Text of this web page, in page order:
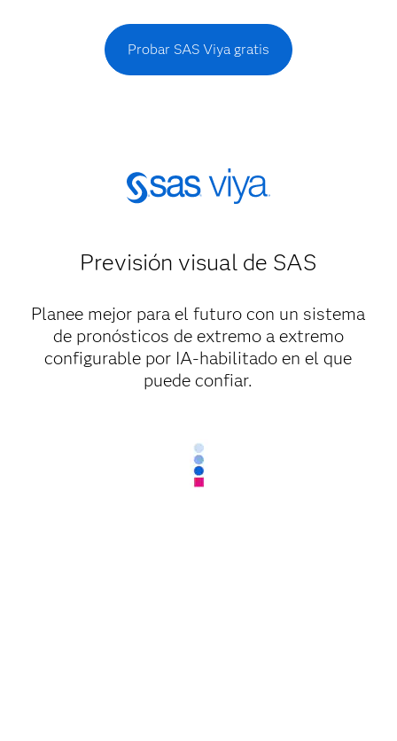
Probar SAS Viya gratis
Previsión visual de SAS
Planee mejor para el futuro con un sistema
de pronósticos de extremo a extremo
configurable por IA-habilitado en el que
puede confiar.